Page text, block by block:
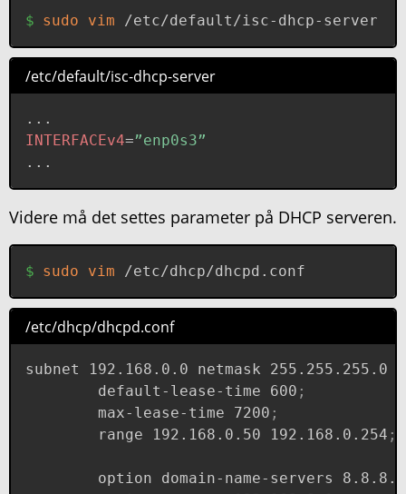
sudo vim /etc/default/isc-dhcp-server
/etc/default/isc-dhcp-server
INTERFACEv4=”enp0s3”
...
Videre må det settes parameter på DHCP serveren.
sudo vim /etc/dhcp/dhcpd.conf
/etc/dhcp/dhcpd.conf
subnet 192.168.0.0 netmask 255.255.255.0 {
        default-lease-time 600
;
        max-lease-time 7200
;
        range 192.168.0.50 192.168.0.254
;
        option domain-name-servers 8.8.8.8